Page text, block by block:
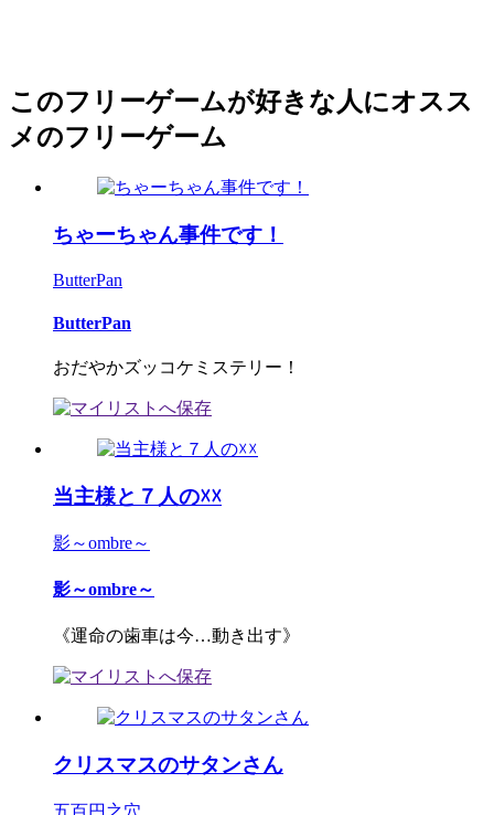
このフリーゲームが好きな人にオスス
メのフリーゲーム
ちゃーちゃん事件です！
ButterPan
ButterPan
おだやかズッコケミステリー！
当主様と７人の☓☓
影～ombre～
影～ombre～
《運命の歯車は今…動き出す》
クリスマスのサタンさん
五百円之穴